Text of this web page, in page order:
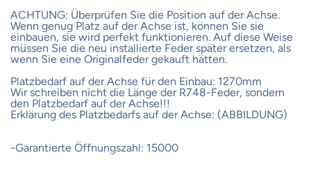
ACHTUNG: Überprüfen Sie die Position auf der Achse.
Wenn genug Platz auf der Achse ist, können Sie sie
einbauen, sie wird perfekt funktionieren. Auf diese Weise
müssen Sie die neu installierte Feder später ersetzen, als
wenn Sie eine Originalfeder gekauft hätten.
Platzbedarf auf der Achse für den Einbau: 1270mm
Wir schreiben nicht die Länge der R748-Feder, sondern
den Platzbedarf auf der Achse!!!
Erklärung des Platzbedarfs auf der Achse: (ABBILDUNG)
-Garantierte Öffnungszahl: 15000